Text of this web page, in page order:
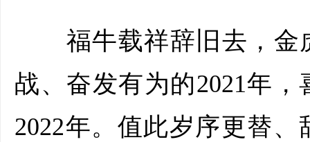
福牛载祥辞旧去，金
战、奋发有为的2021年
2022年。值此岁序更替